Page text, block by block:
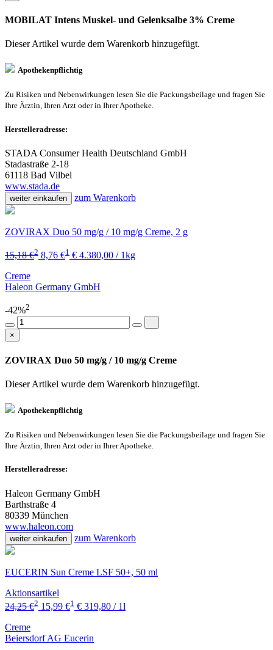
MOBILAT Intens Muskel- und Gelenksalbe 3% Creme
Dieser Artikel wurde dem Warenkorb hinzugefügt.
Apothekenpflichtig
Zu Risiken und Nebenwirkungen lesen Sie die Packungsbeilage und fragen Sie
Ihre Ärztin, Ihren Arzt oder in Ihrer Apotheke.
Herstelleradresse:
STADA Consumer Health Deutschland GmbH
Stadastraße 2-18
61118 Bad Vilbel
www.stada.de
weiter einkaufen zum Warenkorb
ZOVIRAX Duo 50 mg/g / 10 mg/g Creme, 2 g
15,18 €2 8,76 €1 € 4.380,00 / 1kg
Creme
Haleon Germany GmbH
-42%2
×
ZOVIRAX Duo 50 mg/g / 10 mg/g Creme
Dieser Artikel wurde dem Warenkorb hinzugefügt.
Apothekenpflichtig
Zu Risiken und Nebenwirkungen lesen Sie die Packungsbeilage und fragen Sie
Ihre Ärztin, Ihren Arzt oder in Ihrer Apotheke.
Herstelleradresse:
Haleon Germany GmbH
Barthstraße 4
80339 München
www.haleon.com
weiter einkaufen zum Warenkorb
EUCERIN Sun Creme LSF 50+, 50 ml
Aktionsartikel
24,25 €2 15,99 €1 € 319,80 / 1l
Creme
Beiersdorf AG Eucerin